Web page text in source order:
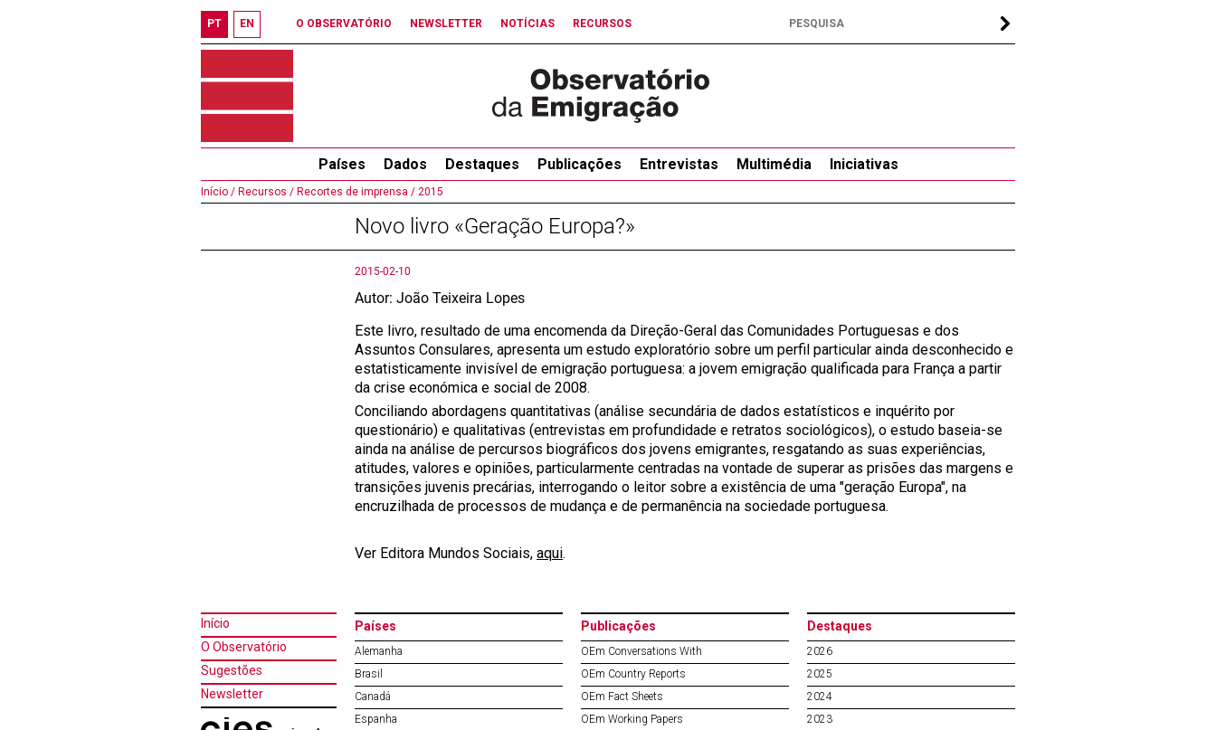
PT EN O OBSERVATÓRIO NEWSLETTER NOTÍCIAS RECURSOS
Países Dados Destaques Publicações Entrevistas Multimédia Iniciativas
Início / Recursos / Recortes de imprensa / 2015
Novo livro «Geração Europa?»
2015-02-10
Autor: João Teixeira Lopes
Este livro, resultado de uma encomenda da Direção-Geral das Comunidades Portuguesas e dos
Assuntos Consulares, apresenta um estudo exploratório sobre um perfil particular ainda desconhecido e
estatisticamente invisível de emigração portuguesa: a jovem emigração qualificada para França a partir
da crise económica e social de 2008.
Conciliando abordagens quantitativas (análise secundária de dados estatísticos e inquérito por
questionário) e qualitativas (entrevistas em profundidade e retratos sociológicos), o estudo baseia-se
ainda na análise de percursos biográficos dos jovens emigrantes, resgatando as suas experiências,
atitudes, valores e opiniões, particularmente centradas na vontade de superar as prisões das margens e
transições juvenis precárias, interrogando o leitor sobre a existência de uma "geração Europa", na
encruzilhada de processos de mudança e de permanência na sociedade portuguesa.
Ver Editora Mundos Sociais, aqui.
Início
O Observatório
Sugestões
Newsletter
Países
Alemanha
Brasil
Canadá
Espanha
Publicações
OEm Conversations With
OEm Country Reports
OEm Fact Sheets
OEm Working Papers
Destaques
2026
2025
2024
2023